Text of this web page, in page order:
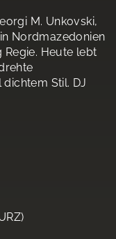
M. Unkovski,
Nordmazedonien
Regie. Heute lebt
Stil. DJ